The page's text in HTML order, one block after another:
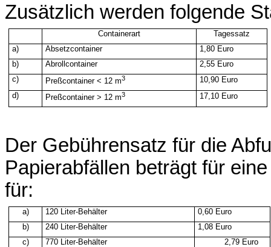
Zusätzlich werden folgende
Containerart
Tagessatz
a)
Absetzcontainer 1,80 Euro
b)
Abrollcontainer 2,55 Euro
c)
Preßcontainer< 12 m3 10,90 Euro
d)
Preßcontainer> 12 m3 17,10 Euro
Der Gebührensatz für die
Papierabfällen beträgt für eine
für:
a) 120 Liter-Behälter 0,60 Euro
b)
240 Liter-Behälter 1,08 Euro
c)
770 Liter-Behälter 2,79 Euro